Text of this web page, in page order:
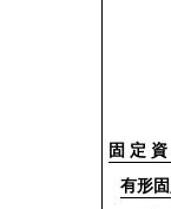
固定
有形